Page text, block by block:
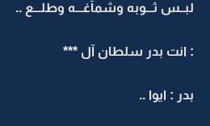
لبــس ثـــوبه وشمآغـــه وطلـــع ..
: انت بدر سلطان آل ***
بدر : ايوا ..